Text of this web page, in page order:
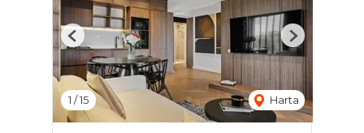
1 /15 Harta
Previous Next